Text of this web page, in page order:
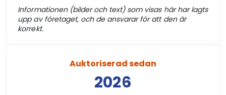
Informationen (bilder och text) som visas här har lagts
upp av företaget, och de ansvarar för att den är
korrekt.
Auktoriserad sedan
2026